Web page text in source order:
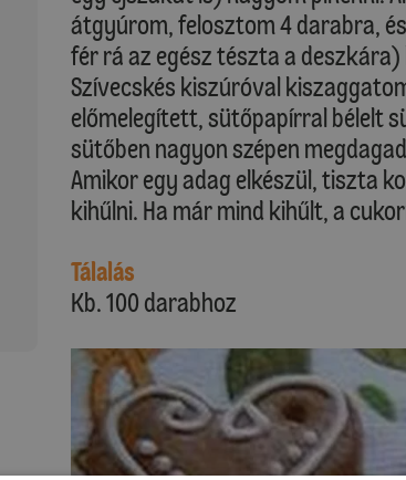
átgyúrom, felosztom 4 darabra,
fér rá az egész tészta a
Szívecskés kiszúróval
előmelegített, sütőpapírral bélelt
sütőben nagyon szépen
Amikor egy adag elkészül, tiszta
kihűlni. Ha már mind kihűlt, a
Tálalás
Kb. 100 darabhoz